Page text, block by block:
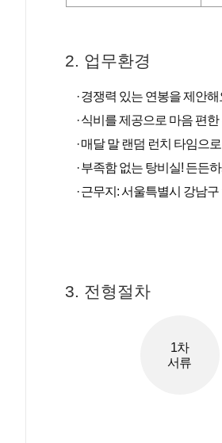
2. 업무환경
경쟁력 있는 연봉을 제안해
식비를 제공으로 마음 편
매달 말 랜덤 런치 타임으
부족함 없는 탕비실! 든든
근무지: 서울특별시 강남
3. 전형절차
1차
서류